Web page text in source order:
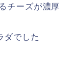
チーズが濃厚
ダでした